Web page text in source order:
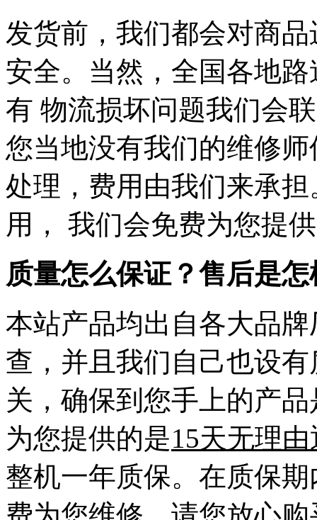
发货前，我们都会对商
安全。当然，全国各地
有 物流损坏问题我们会
您当地没有我们的维修
处理，费用由我们来承
用， 我们会免费为您提
质量怎么保证？售后是
本站产品均出自各大品
查，并且我们自己也设
关，确保到您手上的产
为您提供的是15天无理
整机一年质保。在质保